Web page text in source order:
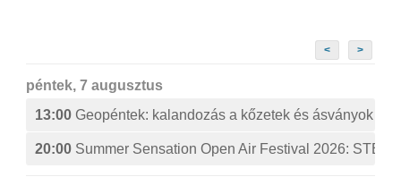
< >
péntek, 7 augusztus
13:00 Geopéntek: kalandozás a kőzetek és ásványok
20:00 Summer Sensation Open Air Festival 2026: